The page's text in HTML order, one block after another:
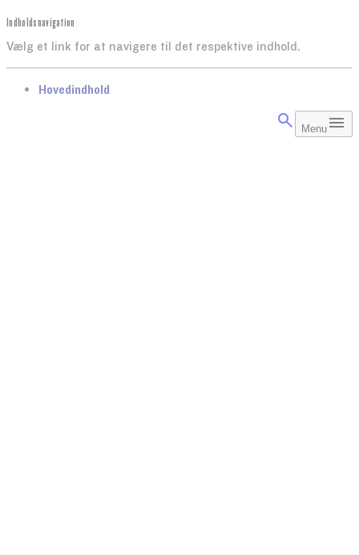
Indholdsnavigation
Vælg et link for at navigere til det respektive indhold.
gå til
Hovedindhold
Menu